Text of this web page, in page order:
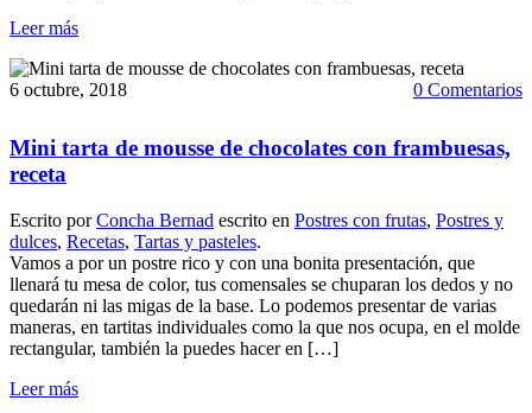
Leer más
6 octubre, 2018 0 Comentarios
Mini tarta de mousse de chocolates con frambuesas,
receta
Escrito porConcha Bernad escrito en Postres con frutas, Postres y
dulces, Recetas, Tartas y pasteles.
Vamos a por un postre rico y con una bonita presentación, que
llenará tu mesa de color, tus comensales se chuparan los dedos y no
quedarán ni las migas de la base. Lo podemos presentar de varias
maneras, en tartitas individuales como la que nos ocupa, en el molde
rectangular, también la puedes hacer en […]
Leer más